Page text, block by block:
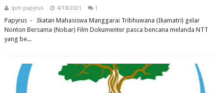
lpm papyrus 4/18/2021 1
Papyrus - Ikatan Mahasiswa Manggarai Tribhuwana (Ikamatri) gelar
Nonton Bersama (Nobar) Film Dokumenter pasca bencana melanda NTT
yang be...